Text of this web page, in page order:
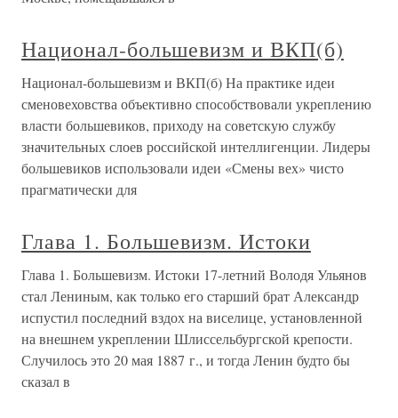
Национал-большевизм и ВКП(б)
Национал-большевизм и ВКП(б) На практике идеи
сменовеховства объективно способствовали укреплению
власти большевиков, приходу на советскую службу
значительных слоев российской интеллигенции. Лидеры
большевиков использовали идеи «Смены вех» чисто
прагматически для
Глава 1. Большевизм. Истоки
Глава 1. Большевизм. Истоки 17-летний Володя Ульянов
стал Лениным, как только его старший брат Александр
испустил последний вздох на виселице, установленной
на внешнем укреплении Шлиссельбургской крепости.
Случилось это 20 мая 1887 г., и тогда Ленин будто бы
сказал в